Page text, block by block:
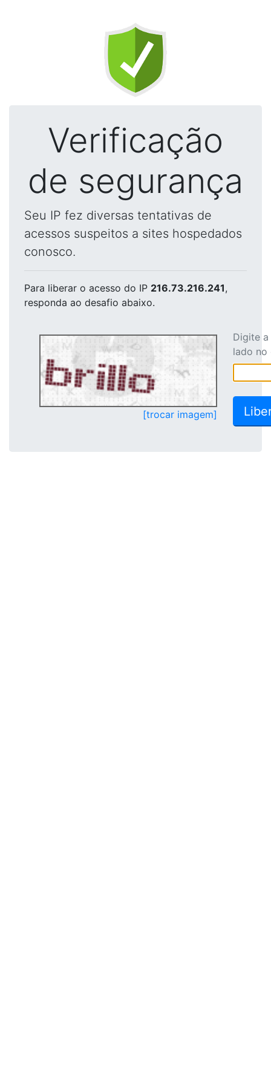
Verificação
de segurança
Seu IP fez diversas tentativas de
acessos suspeitos a sites hospedados
conosco.
Para liberar o acesso do IP 216.73.216.241,
responda ao desafio abaixo.
[trocar imagem]
Digite
lado no